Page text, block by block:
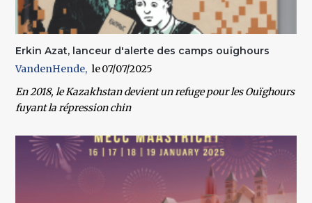
Erkin Azat, lanceur d'alerte des camps ouïghours
VandenHende
07/07/2025
En 2018, le Kazakhstan devient un refuge pour les Ouïghours
fuyant la répression chin